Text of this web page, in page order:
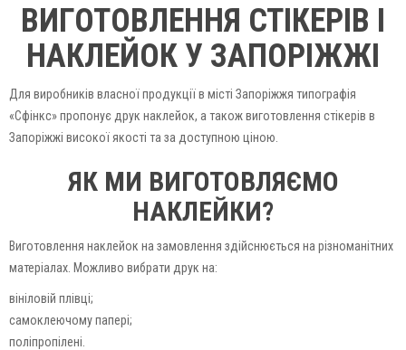
ВИГОТОВЛЕННЯ СТІКЕРІВ І
НАКЛЕЙОК У ЗАПОРІЖЖІ
Для виробників власної продукції в місті Запоріжжя типографія
«Сфінкс» пропонує друк наклейок, а також виготовлення стікерів в
Запоріжжі високої якості та за доступною ціною.
ЯК МИ ВИГОТОВЛЯЄМО
НАКЛЕЙКИ?
Виготовлення наклейок на замовлення здійснюється на різноманітних
матеріалах. Можливо вибрати друк на:
вініловій плівці;
самоклеючому папері;
поліпропілені.